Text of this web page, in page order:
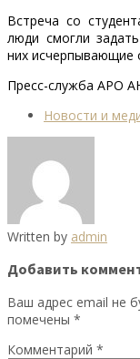
Встреча со
люди смогли
них исчерпывающие
Пресс-служба АРО
Новости и
Written by admin
Добавить
Ваш адрес email не
помечены *
Комментарий *